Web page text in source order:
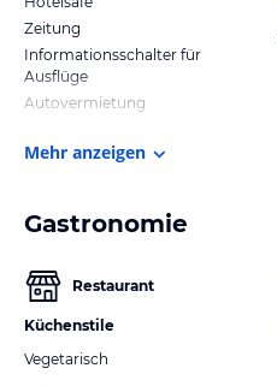
Zeitung
Informationsschalter für
Ausflüge
Autovermietung
Mehr anzeigen
Gastronomie
Restaurant
Küchenstile
Vegetarisch